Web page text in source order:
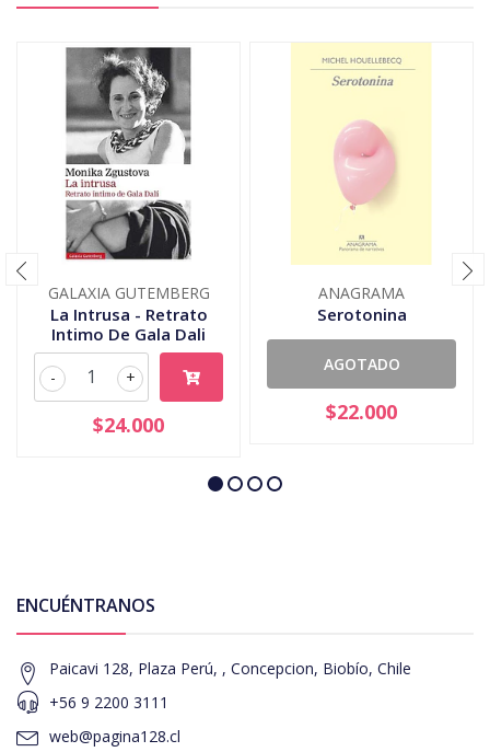
GALAXIA GUTEMBERG
La Intrusa - Retrato
Intimo De Gala Dali
+
-
$24.000
ANAGRAMA
Serotonina
AGOTADO
$22.000
ENCUÉNTRANOS
Paicavi 128, Plaza Perú, , Concepcion, Biobío, Chile
+56 9 2200 3111
web@pagina128.cl